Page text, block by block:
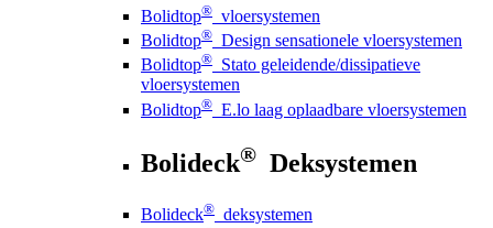
Bolidtop® vloersystemen
Bolidtop® Design sensationele vloersystemen
Bolidtop® Stato geleidende/dissipatieve
vloersystemen
Bolidtop® E.lo laag oplaadbare vloersystemen
Bolideck® Deksystemen
Bolideck® deksystemen